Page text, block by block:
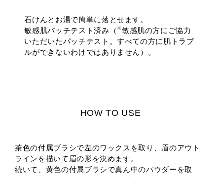
石けんとお湯で簡単に落とせます。
敏感肌パッチテスト済み（ ※ 敏感肌の方にご協力
いただいたパッチテスト。すべての方に肌トラブ
ルができないわけではありません）。
茶色の付属ブラシで左のワックスを取り、眉のアウト
ラインを描いて眉の形を決めます。
続いて、黄色の付属ブラシで真ん中のパウダーを取